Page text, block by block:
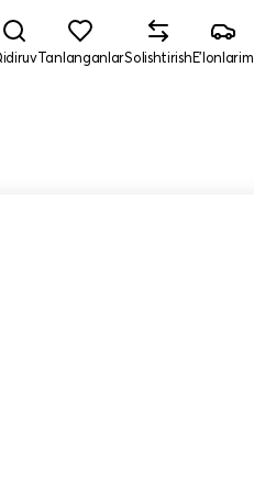
TanlanganlarSolishtirishE'lonlarim